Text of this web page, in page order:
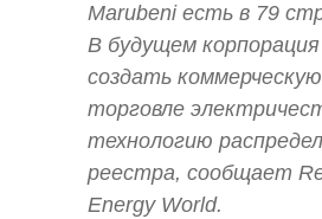
Marubeni есть в 79
В будущем
создать
торговле
технологию
реестра, сообщает
Energy World.